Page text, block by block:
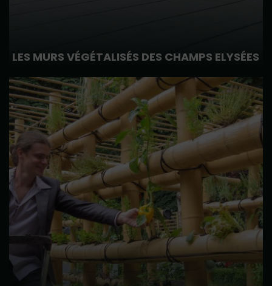
LES MURS VÉGÉTALISÉS DES CHAMPS ELYSÉES